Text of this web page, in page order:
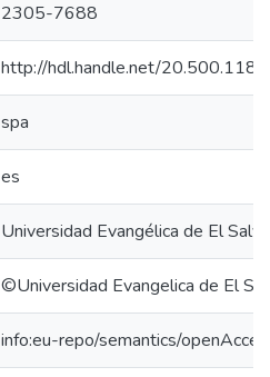
2305-7688
http://hdl.handle.net/
spa
es
Universidad Evangélica de El
©Universidad Evangelica de El
info:eu-repo/semantics/